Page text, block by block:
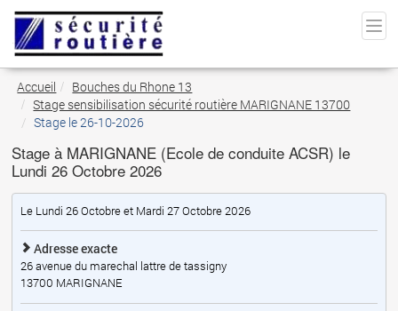
Accueil
Bouches du Rhone 13
Stage sensibilisation sécurité routière MARIGNANE 13700
Stage le 26-10-2026
Stage à MARIGNANE (Ecole de conduite ACSR) le
Lundi 26 Octobre 2026
Le Lundi 26 Octobre et Mardi 27 Octobre 2026
Adresse exacte
26 avenue du marechal lattre de tassigny
13700 MARIGNANE